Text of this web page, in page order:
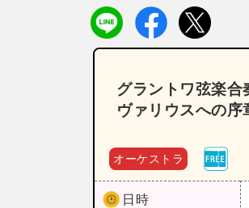
グラントワ弦楽合
ヴァリウスへの序
オーケストラ
日時